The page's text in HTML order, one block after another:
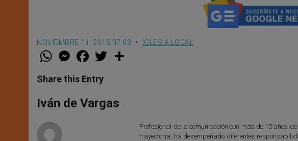
NOVIEMBRE 11, 2015 07:03 IGLESIA LOCAL
W
t
s
p
p
M
e
s
e
g
e
F
a
e
b
o
k
w
r
Share this Entry
Iván de Vargas
Profesional de la comunicación con más de 15 años
trayectoria, ha desempeñado diferentes